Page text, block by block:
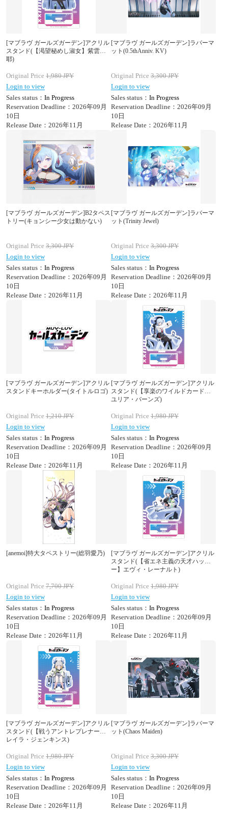
[マブラヴ ガールズガーデン]アクリル
スタンド(【渇望秘めし淑女】紫雲沙
耶)
Original Price 1,980JPY
Login to view
Sales status： In Progress
Reservation Deadline：2026年09月
10日
Release Date：2026年11月
[マブラヴ ガールズガーデン]ラバーマ
ット(0.5thAnniv. KV)
Original Price 3,300JPY
Login to view
Sales status： In Progress
Reservation Deadline：2026年09月
10日
Release Date：2026年11月
[マブラヴ ガールズガーデン]B2タペス
トリー(キョンシー少女は動かない)
Original Price 3,300JPY
Login to view
Sales status： In Progress
Reservation Deadline：2026年09月
10日
Release Date：2026年11月
[マブラヴ ガールズガーデン]ラバーマ
ット(Trinity Jewel)
Original Price 3,300JPY
Login to view
Sales status： In Progress
Reservation Deadline：2026年09月
10日
Release Date：2026年11月
[マブラヴ ガールズガーデン]アクリル
スタンドキーホルダー(タイトルロゴ)
Original Price 1,210JPY
Login to view
Sales status： In Progress
Reservation Deadline：2026年09月
10日
Release Date：2026年11月
[マブラヴ ガールズガーデン]アクリル
スタンド(【享楽のワイルドカード】
ユリア・バーンズ)
Original Price 1,980JPY
Login to view
Sales status： In Progress
Reservation Deadline：2026年09月
10日
Release Date：2026年11月
[anemoi]特大タペストリー(総羽愛乃)
Original Price 7,700JPY
Login to view
Sales status： In Progress
Reservation Deadline：2026年09月
10日
Release Date：2026年11月
[マブラヴ ガールズガーデン]アクリル
スタンド(【省エネ主義の天才ハッカ
ー】エヴィ・レーナルト)
Original Price 1,980JPY
Login to view
Sales status： In Progress
Reservation Deadline：2026年09月
10日
Release Date：2026年11月
[マブラヴ ガールズガーデン]アクリル
スタンド(【戦うアントレプレナー】
レイラ・ジェンキンス)
Original Price 1,980JPY
Login to view
Sales status： In Progress
Reservation Deadline：2026年09月
10日
Release Date：2026年11月
[マブラヴ ガールズガーデン]ラバーマ
ット(Chaos Maiden)
Original Price 3,300JPY
Login to view
Sales status： In Progress
Reservation Deadline：2026年09月
10日
Release Date：2026年11月